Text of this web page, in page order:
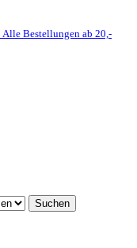
Alle Bestellungen ab 20,-
Suchen